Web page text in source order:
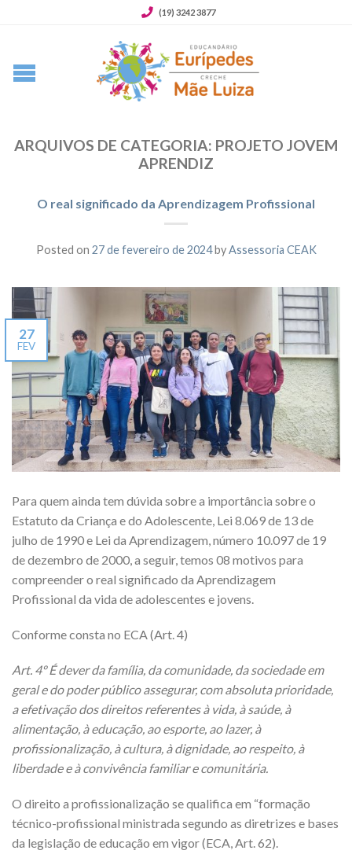
(19) 3242 3877
ARQUIVOS DE CATEGORIA: PROJETO JOVEM
APRENDIZ
O real significado da Aprendizagem Profissional
Posted on 27 de fevereiro de 2024byAssessoria CEAK
27
FEV
Para quem ainda tem dúvida sobre a importância sobre o
Estatuto da Criança e do Adolescente, Lei 8.069 de 13 de
julho de 1990 e Lei da Aprendizagem, número 10.097 de 19
de dezembro de 2000, a seguir, temos 08 motivos para
compreender o real significado da Aprendizagem
Profissional da vida de adolescentes e jovens.
Conforme consta no ECA (Art. 4)
Art. 4º É dever da família, da comunidade, da sociedade em
geral e do poder público assegurar, com absoluta prioridade,
a efetivação dos direitos referentes à vida, à saúde, à
alimentação, à educação, ao esporte, ao lazer, à
profissionalização, à cultura, à dignidade, ao respeito, à
liberdade e à convivência familiar e comunitária.
O direito a profissionalização se qualifica em “formação
técnico-profissional ministrada segundo as diretrizes e bases
da legislação de educação em vigor (ECA, Art. 62).